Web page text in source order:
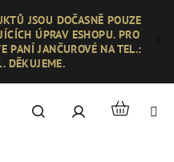
JSOU DOČASNĚ POUZE
ÚPRAV ESHOPU. PRO
PANÍ JANČUROVÉ NA TEL.:
Hledat PřihlášeníNákupní